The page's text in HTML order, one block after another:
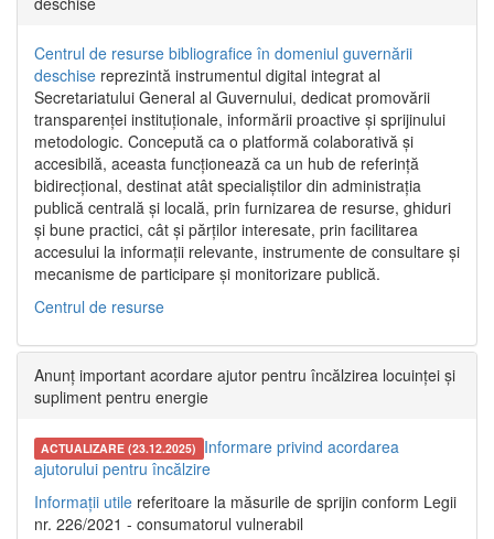
Centrul de resurse bibliografice în domeniul guvernării
deschise reprezintă instrumentul digital integrat al
Secretariatului General al Guvernului, dedicat promovării
transparenței instituționale, informării proactive și sprijinului
metodologic. Concepută ca o platformă colaborativă și
accesibilă, aceasta funcționează ca un hub de referință
bidirecțional, destinat atât specialiștilor din administrația
publică centrală și locală, prin furnizarea de resurse, ghiduri
și bune practici, cât și părților interesate, prin facilitarea
accesului la informații relevante, instrumente de consultare și
mecanisme de participare și monitorizare publică.
Centrul de resurse
Anunț important acordare ajutor pentru încălzirea locuinței și
supliment pentru energie
ACTUALIZARE (23.12.2025) Informare privind acordarea
ajutorului pentru încălzire
Informații utile referitoare la măsurile de sprijin conform Legii
nr. 226/2021 - consumatorul vulnerabil